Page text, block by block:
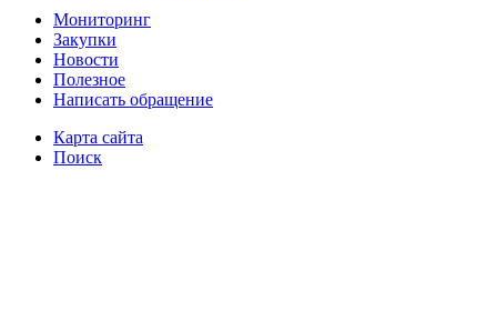
Мониторинг
Закупки
Новости
Полезное
Написать обращение
Карта сайта
Поиск